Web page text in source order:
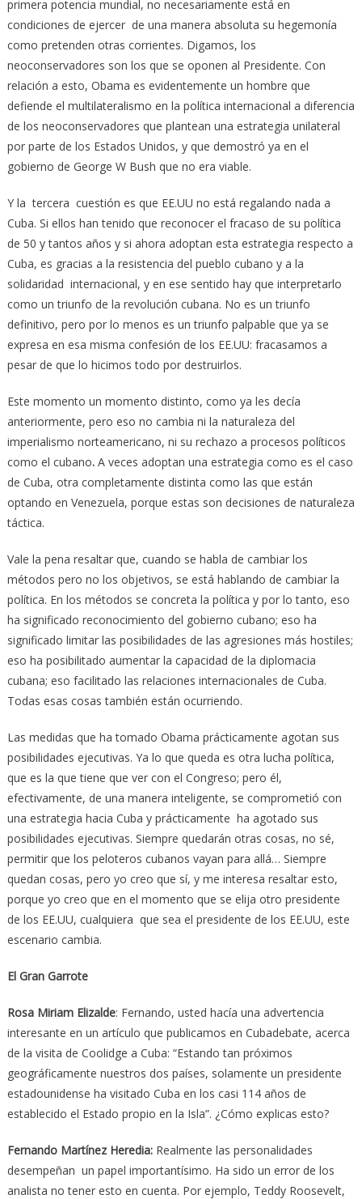
primera potencia mundial, no necesariamente está en
condiciones de ejercer de una manera absoluta su hegemonía
como pretenden otras corrientes. Digamos, los
neoconservadores son los que se oponen al Presidente. Con
relación a esto, Obama es evidentemente un hombre que
defiende el multilateralismo en la política internacional a diferencia
de los neoconservadores que plantean una estrategia unilateral
por parte de los Estados Unidos, y que demostró ya en el
gobierno de George W Bush que no era viable.
Y la tercera cuestión es que EE.UU no está regalando nada a
Cuba. Si ellos han tenido que reconocer el fracaso de su política
de 50 y tantos años y si ahora adoptan esta estrategia respecto a
Cuba, es gracias a la resistencia del pueblo cubano y a la
solidaridad internacional, y en ese sentido hay que interpretarlo
como un triunfo de la revolución cubana. No es un triunfo
definitivo, pero por lo menos es un triunfo palpable que ya se
expresa en esa misma confesión de los EE.UU: fracasamos a
pesar de que lo hicimos todo por destruirlos.
Este momento un momento distinto, como ya les decía
anteriormente, pero eso no cambia ni la naturaleza del
imperialismo norteamericano, ni su rechazo a procesos políticos
como el cubano.A veces adoptan una estrategia como es el caso
de Cuba, otra completamente distinta como las que están
optando en Venezuela, porque estas son decisiones de naturaleza
táctica.
Vale la pena resaltar que, cuando se habla de cambiar los
métodos pero no los objetivos, se está hablando de cambiar la
política. En los métodos se concreta la política y por lo tanto, eso
ha significado reconocimiento del gobierno cubano; eso ha
significado limitar las posibilidades de las agresiones más hostiles;
eso ha posibilitado aumentar la capacidad de la diplomacia
cubana; eso facilitado las relaciones internacionales de Cuba.
Todas esas cosas también están ocurriendo.
Las medidas que ha tomado Obama prácticamente agotan sus
posibilidades ejecutivas. Ya lo que queda es otra lucha política,
que es la que tiene que ver con el Congreso; pero él,
efectivamente, de una manera inteligente, se comprometió con
una estrategia hacia Cuba y prácticamente ha agotado sus
posibilidades ejecutivas. Siempre quedarán otras cosas, no sé,
permitir que los peloteros cubanos vayan para allá… Siempre
quedan cosas, pero yo creo que sí, y me interesa resaltar esto,
porque yo creo que en el momento que se elija otro presidente
de los EE.UU, cualquiera que sea el presidente de los EE.UU, este
escenario cambia.
El Gran Garrote
Rosa Miriam Elizalde: Fernando, usted hacía una advertencia
interesante en un artículo que publicamos en Cubadebate, acerca
de la visita de Coolidge a Cuba: “Estando tan próximos
geográficamente nuestros dos países, solamente un presidente
estadounidense ha visitado Cuba en los casi 114 años de
establecido el Estado propio en la Isla”. ¿Cómo explicas esto?
Fernando Martínez Heredia:Realmente las personalidades
desempeñan un papel importantísimo. Ha sido un error de los
analista no tener esto en cuenta. Por ejemplo, Teddy Roosevelt,